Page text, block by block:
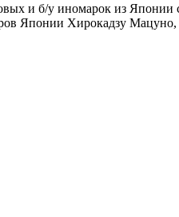
и б/у иномарок из
Японии Хирокадзу